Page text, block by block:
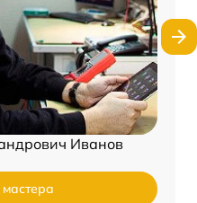
Иванов